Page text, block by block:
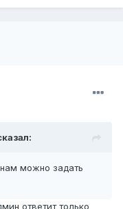
можно задать
ответит только